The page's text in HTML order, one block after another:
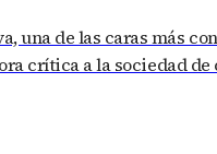
una de las caras más
crítica a la sociedad